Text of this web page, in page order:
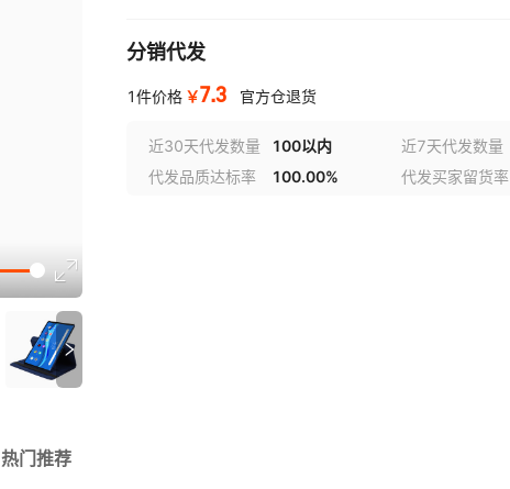
荣耀V6/V7 10.4寸
M5 10.8寸
M6 10.8寸
分销代发
1件价格 ￥7.3 官方仓退货
近30天代发数量 100以内 近7天代发数量
代发品质达标率
100.00% 代发买家留货率
热门推荐